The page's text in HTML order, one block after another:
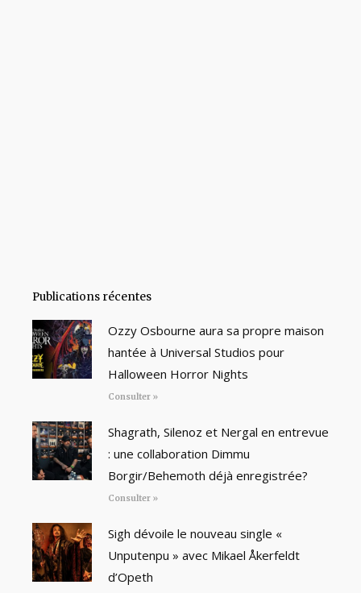
Publications récentes
Ozzy Osbourne aura sa propre maison
hantée à Universal Studios pour
Halloween Horror Nights
Consulter »
Shagrath, Silenoz et Nergal en entrevue
: une collaboration Dimmu
Borgir/Behemoth déjà enregistrée?
Consulter »
Sigh dévoile le nouveau single «
Unputenpu » avec Mikael Åkerfeldt
d’Opeth